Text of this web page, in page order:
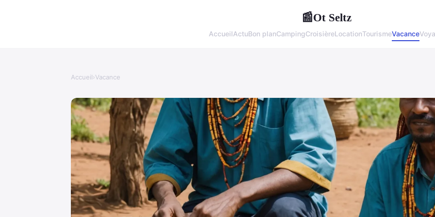
📰Ot Seltz
AccueilActuBon planCampingCroisièreLocationTourismeVacance
Accueil›Vacance